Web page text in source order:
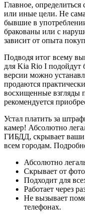
Главное,
или иные цели. Не
бывшие в
бракованы или с
зависит от опыта
Подводя итог всему
для Kia Rio I
версии можно
продаются
восхищенные взгляды
рекомендуется
Устал платить за
камер! Абсолютно
ГИБДД, скрывает ваши
всем городам.
Абсолютно
Скрывает от
Подходит для
Работает через
Не вызывает
телефонах.